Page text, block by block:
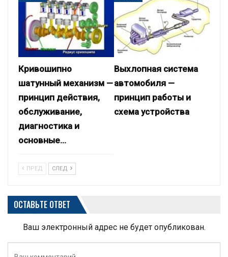
Кривошипно
шатунный механизм —
принцип действия,
обслуживание,
диагностика и
основные…
Выхлопная система
автомобиля —
принцип работы и
схема устройства
ПРЕД СЛЕД
ОСТАВЬТЕ ОТВЕТ
Ваш электронный адрес не будет опубликован.